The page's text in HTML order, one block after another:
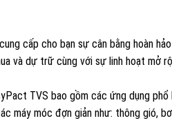
cấp cho bạn sự cân bằng hoàn
và dự trữ cùng với sự linh hoạt mở
TVS bao gồm các ứng dụng phổ
máy móc đợn giản như: thông gió,